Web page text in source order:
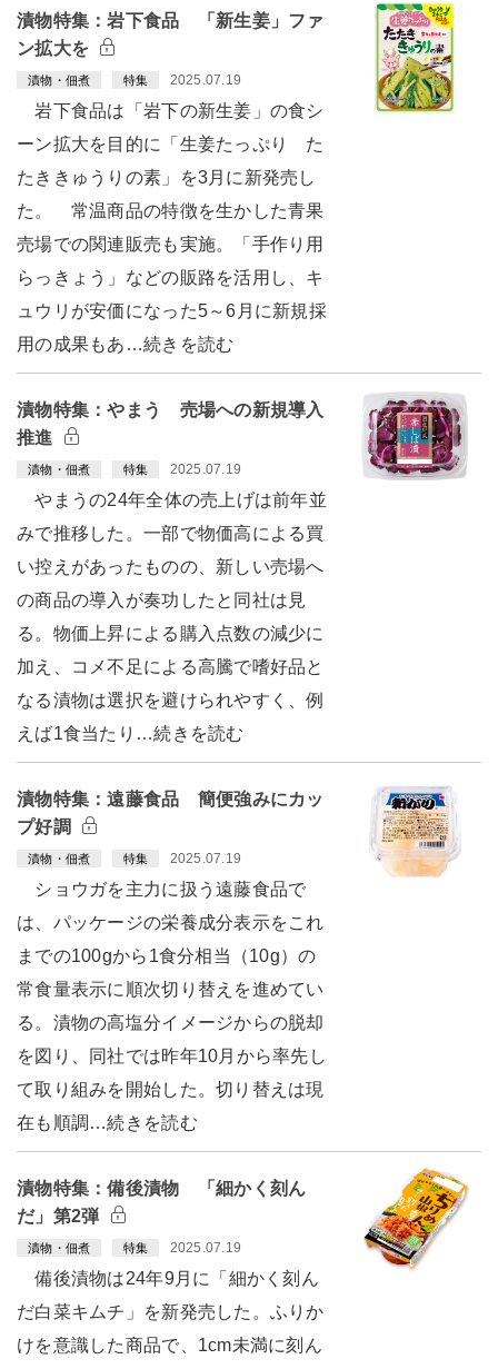
漬物特集：岩下食品 「新生姜」ファ
ン拡大を
漬物・佃煮 特集 2025.07.19
岩下食品は「岩下の新生姜」の食シ
ーン拡大を目的に「生姜たっぷり た
たききゅうりの素」を3月に新発売し
た。 常温商品の特徴を生かした青果
売場での関連販売も実施。「手作り用
らっきょう」などの販路を活用し、キ
ュウリが安価になった5～6月に新規採
用の成果もあ…続きを読む
漬物特集：やまう 売場への新規導入
推進
漬物・佃煮 特集 2025.07.19
やまうの24年全体の売上げは前年並
みで推移した。一部で物価高による買
い控えがあったものの、新しい売場へ
の商品の導入が奏功したと同社は見
る。物価上昇による購入点数の減少に
加え、コメ不足による高騰で嗜好品と
なる漬物は選択を避けられやすく、例
えば1食当たり…続きを読む
漬物特集：遠藤食品 簡便強みにカッ
プ好調
漬物・佃煮 特集 2025.07.19
ショウガを主力に扱う遠藤食品で
は、パッケージの栄養成分表示をこれ
までの100gから1食分相当（10g）の
常食量表示に順次切り替えを進めてい
る。漬物の高塩分イメージからの脱却
を図り、同社では昨年10月から率先し
て取り組みを開始した。切り替えは現
在も順調…続きを読む
漬物特集：備後漬物 「細かく刻ん
だ」第2弾
漬物・佃煮 特集 2025.07.19
備後漬物は24年9月に「細かく刻ん
だ白菜キムチ」を新発売した。ふりか
けを意識した商品で、1cm未満に刻ん